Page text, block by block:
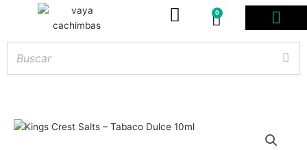
0
Carrito